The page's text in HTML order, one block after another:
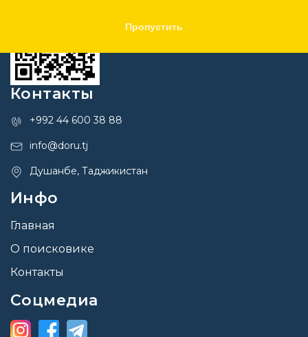
Пропустить
Контакты
+992 44 600 38 88
info@doru.tj
Душанбе, Таджикистан
Инфо
Главная
О поисковике
Контакты
Соцмедиа